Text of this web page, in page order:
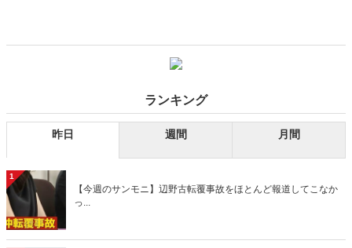
ランキング
昨日 週間 月間
1
【今週のサンモニ】辺野古転覆事故をほとんど報道してこなか
っ...